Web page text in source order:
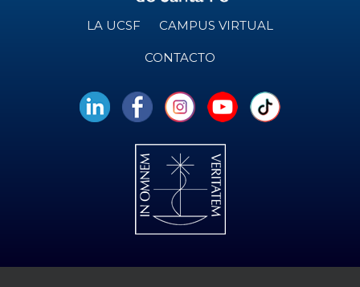
LA UCSF CAMPUS VIRTUAL
CONTACTO